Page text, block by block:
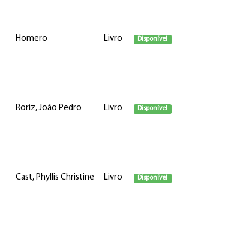
Homero Livro Disponível
Roriz, João Pedro Livro Disponível
Cast, Phyllis Christine Livro Disponível